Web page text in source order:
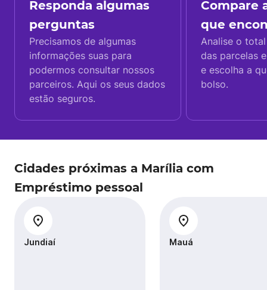
Responda algumas
perguntas
Precisamos de algumas
informações suas para
podermos consultar nossos
parceiros. Aqui os seus dados
estão seguros.
Compare
que
Analise o
das parcelas
e escolha a
bolso.
Cidades próximas a Marília com
Empréstimo pessoal
Jundiaí Mauá